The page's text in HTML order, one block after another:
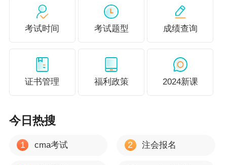
考试时间 考试题型 成绩查询
证书管理 福利政策 2024新课
今日热搜
1 cma考试 2 注会报名